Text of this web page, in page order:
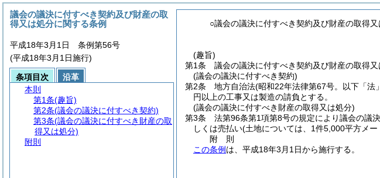
○議会の議決に付すべき契約及び財産の取得
(趣旨)
第1条
議会の議決に付すべき契約及び財産の取得又
(議会の議決に付すべき契約)
第2条
地方自治法(昭和22年法律第67号。以下「法
円以上の工事又は製造の請負とする。
(議会の議決に付すべき財産の取得又は処分)
第3条
法第96条第1項第8号の規定により議会の議
しくは売払い(土地については、1件5,000平方メ
附 則
この条例 は、平成18年3月1日から施行する。
議会の議決に付すべき契約及び財産の取
得又は処分に関する条例
平成18年3月1日 条例第56号
(平成18年3月1日施行)
条項目次
沿革
本則
第1条(趣旨)
第2条(議会の議決に付すべき契約)
第3条(議会の議決に付すべき財産の取
得又は処分)
附則